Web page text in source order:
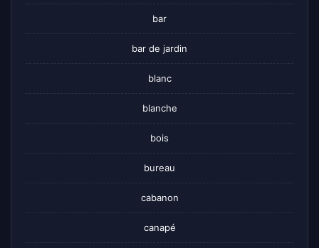
bar
bar de jardin
blanc
blanche
bois
bureau
cabanon
canapé